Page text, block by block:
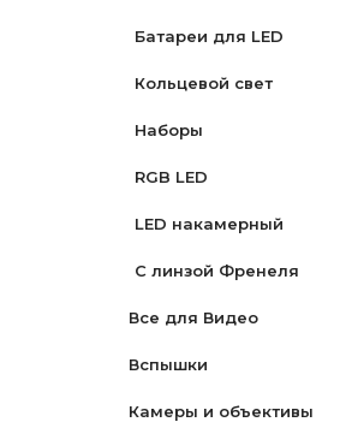
Батареи для LED
Кольцевой свет
Наборы
RGB LED
LED накамерный
С линзой Френеля
Все для Видео
Видоискатели
Электронные
Вспышки
Аккумуляторы
Камеры и объективы